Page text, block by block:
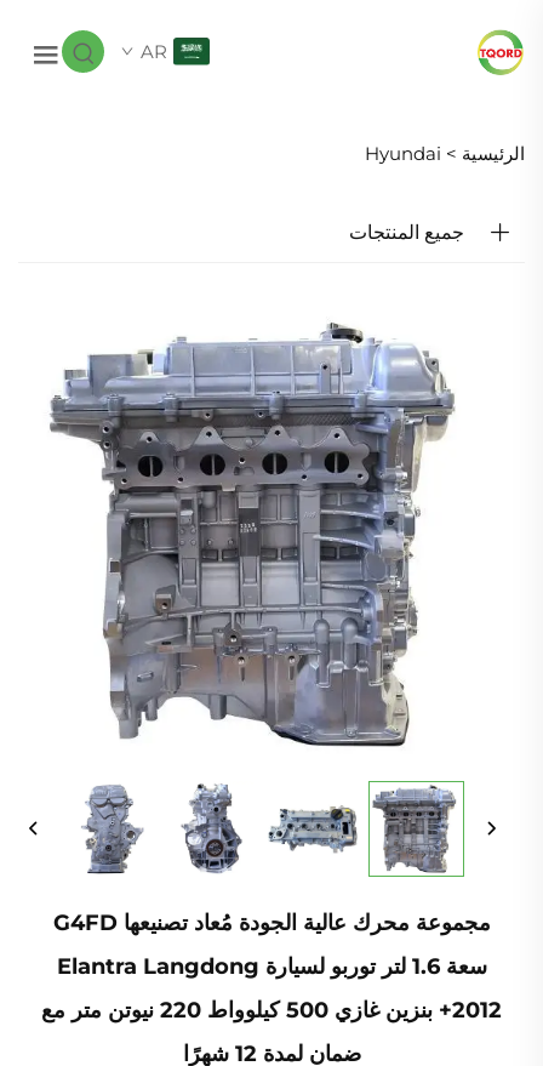
AR
الرئيسية > Hyundai
جميع المنتجات
مجموعة محرك عالية الجودة مُعاد تصنيعها G4FD
سعة 1.6 لتر توربو لسيارة Elantra Langdong
2012+ بنزين غازي 500 كيلوواط 220 نيوتن متر مع
ضمان لمدة 12 شهرًا